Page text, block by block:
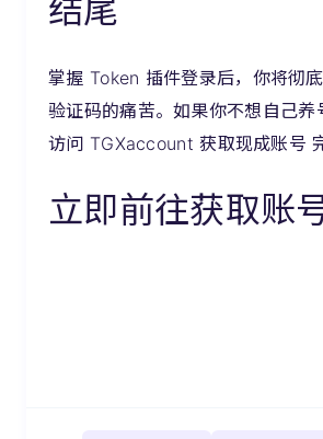
结尾
掌握 Token 插件登录后，你将彻
验证码的痛苦。如果你不想自己养
访问 TGXaccount 获取现成账号
立即前往获取账